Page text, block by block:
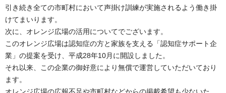
引き続き全ての市町村において声掛け訓練が実施されるよう働き掛
けてまいります。
次に、オレンジ広場の活用についてでございます。
このオレンジ広場は認知症の方と家族を支える「認知症サポート企
業」の提案を受け、平成28年10月に開設しました。
それ以来、この企業の御好意により無償で運営していただいており
ます。
オレンジ広場の広報不足や市町村などからの掲載希望も少ないた